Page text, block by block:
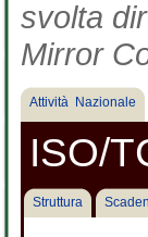
svolta
Mirror
Attività Nazionale
ISO/
Struttura